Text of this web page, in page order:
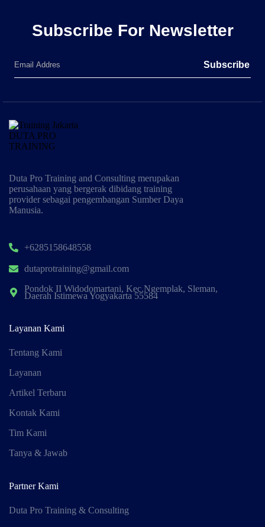
Subscribe For Newsletter
Subscribe
Duta Pro Training and Consulting merupakan
perusahaan yang bergerak dibidang training
provider sebagai pengembangan Sumber Daya
Manusia.
+6285158648558
dutaprotraining@gmail.com
Pondok II Widodomartani, Kec.Ngemplak, Sleman,
Daerah Istimewa Yogyakarta 55584
Layanan Kami
Tentang Kami
Layanan
Artikel Terbaru
Kontak Kami
Tim Kami
Tanya & Jawab
Partner Kami
Duta Pro Training & Consulting